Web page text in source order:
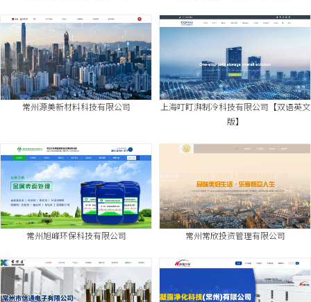
常州源美新材料科技有限公司
上海叮盯湃制冷科技有限公司【双语英文
版】
常州旭峰环保科技有限公司 常州常欣投资管理有限公司